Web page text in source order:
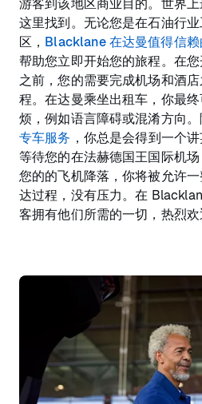
游客到该地区商业目的。世界
这里找到。无论您是在石油行
区， Blacklane 在达曼值得信
帮助您立即开始您的旅程。在
之前，您的需要完成机场和酒
程。在达曼乘坐出租车，你最
烦，例如语言障碍或混淆方向
专车服务 ，你总是会得到一个
等待您的在法赫德国王国际机
您的的飞机降落，你将被允许
达过程，没有压力。在
客拥有他们所需的一切，热烈欢